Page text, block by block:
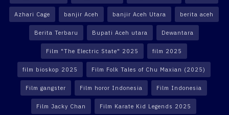
Azhari Cage banjir Aceh banjir Aceh Utara berita aceh
Berita Terbaru Bupati Aceh utara Dewantara
Film "The Electric State" 2025 film 2025
film bioskop 2025 Film Folk Tales of Chu Maxian (2025)
Film gangster Film horor Indonesia Film Indonesia
Film Jacky Chan Film Karate Kid Legends 2025